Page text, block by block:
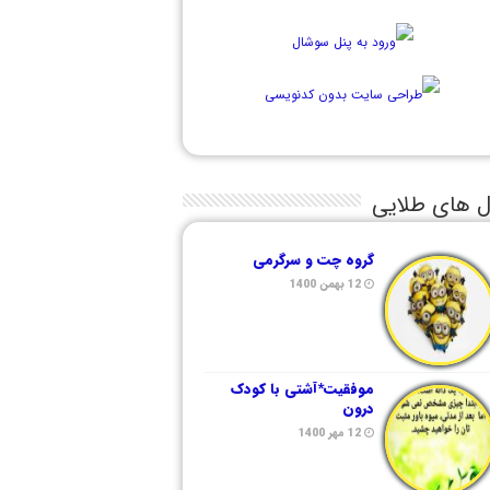
های طلایی
گروه چت و سرگرمی
12 بهمن 1400
موفقیت*آشتی با کودک
درون
12 مهر 1400